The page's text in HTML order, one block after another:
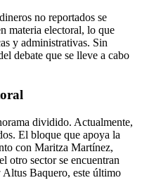
no reportados se
materia electoral, lo que
y administrativas. Sin
debate que se lleve a cabo
dividido. Actualmente,
El bloque que apoya la
con Maritza Martínez,
otro sector se encuentran
Baquero, este último